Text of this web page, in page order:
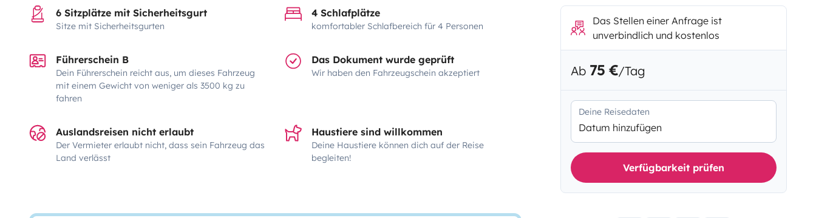
6 Sitzplätze mit Sicherheitsgurt
Sitze mit Sicherheitsgurten
4 Schlafplätze
komfortabler Schlafbereich für 4 Personen
Führerschein B
Dein Führerschein reicht aus, um dieses Fahrzeug
mit einem Gewicht von weniger als 3500 kg zu
fahren
Das Dokument wurde geprüft
Wir haben den Fahrzeugschein akzeptiert
Auslandsreisen nicht erlaubt
Der Vermieter erlaubt nicht, dass sein Fahrzeug das
Land verlässt
Haustiere sind willkommen
Deine Haustiere können dich auf der Reise
begleiten!
Das Stellen einer Anfrage ist
unverbindlich und kostenlos
Ab 75 €/Tag
Deine Reisedaten
Datum hinzufügen
Verfügbarkeit prüfen